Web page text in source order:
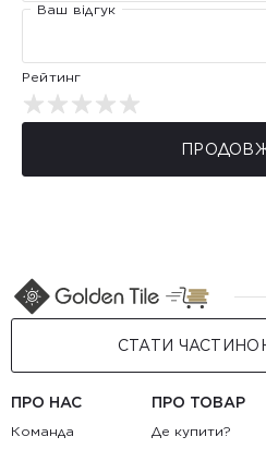
Ваш відгук
Рейтинг
СТАТИ
ПРО НАС
Команда
ПРО ТОВАР
Де купити?